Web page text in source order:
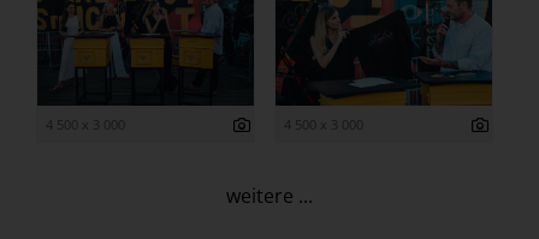
4 500 x 3 000 4 500 x 3 000
weitere ...